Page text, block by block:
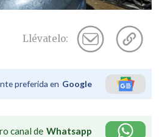
Llévatelo:
preferida en Google
canal de Whatsapp